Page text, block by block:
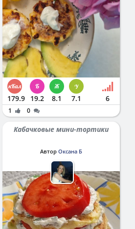
179.9 19.2 8.1 7.1 6
1 0
Кабачковые мини-тортики
Автор Оксана Б